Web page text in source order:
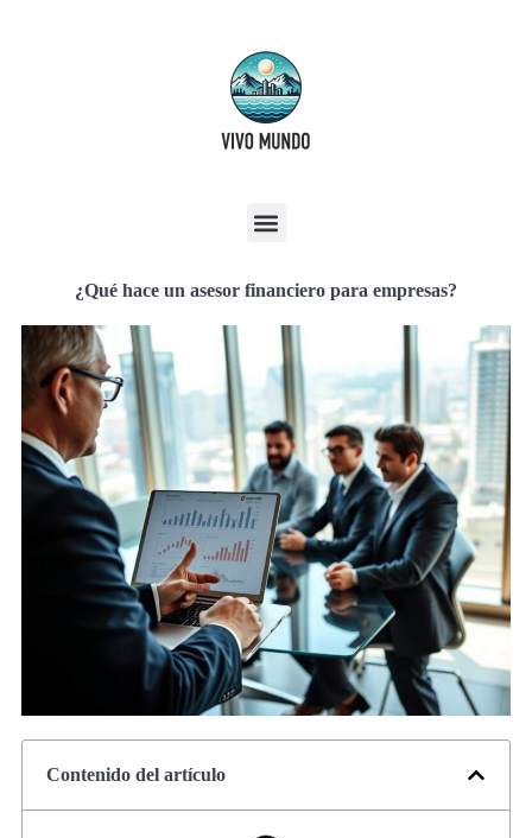
¿Qué hace un asesor financiero para empresas?
Contenido del artículo